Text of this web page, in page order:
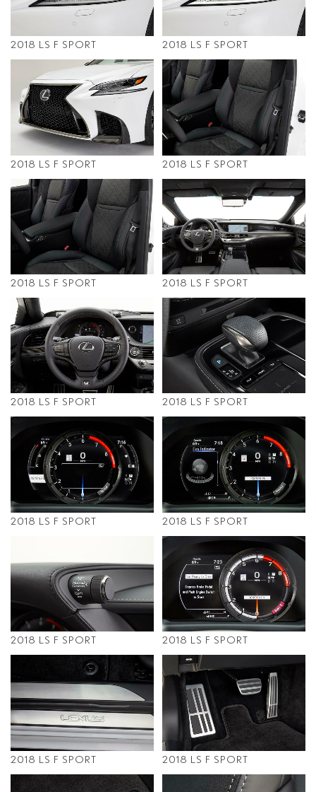
2018 LS F SPORT 2018 LS F SPORT
2018 LS F SPORT 2018 LS F SPORT
2018 LS F SPORT 2018 LS F SPORT
2018 LS F SPORT 2018 LS F SPORT
2018 LS F SPORT 2018 LS F SPORT
2018 LS F SPORT 2018 LS F SPORT
2018 LS F SPORT 2018 LS F SPORT